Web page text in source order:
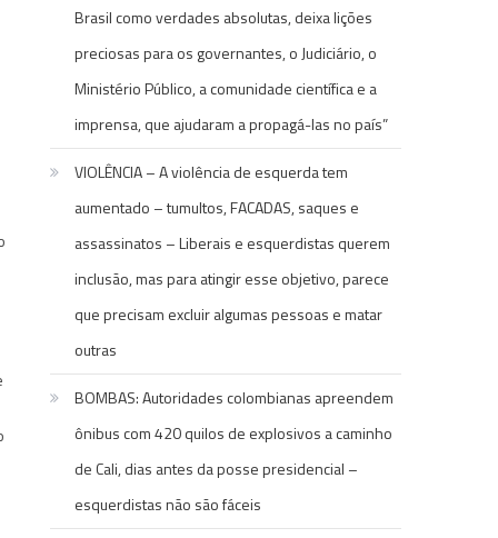
Brasil como verdades absolutas, deixa lições
preciosas para os governantes, o Judiciário, o
Ministério Público, a comunidade científica e a
imprensa, que ajudaram a propagá-las no país”
VIOLÊNCIA – A violência de esquerda tem
aumentado – tumultos, FACADAS, saques e
assassinatos – Liberais e esquerdistas querem
inclusão, mas para atingir esse objetivo, parece
que precisam excluir algumas pessoas e matar
outras
BOMBAS: Autoridades colombianas apreendem
ônibus com 420 quilos de explosivos a caminho
de Cali, dias antes da posse presidencial –
esquerdistas não são fáceis